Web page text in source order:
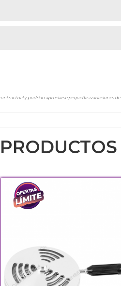
y podrían apreciarse pequeñas variaciones